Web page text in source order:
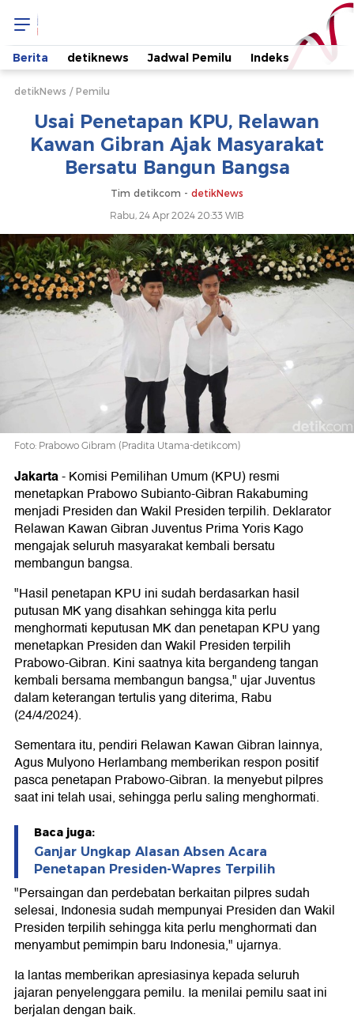
Usai
Penetapan
KPU,
Relawan
Kawan
Gibran
Ajak
Masyarakat
Bersatu
Bangun
Bangsa
Berita detiknews Jadwal Pemilu Indeks
detikNews Pemilu
Usai Penetapan KPU, Relawan
Kawan Gibran Ajak Masyarakat
Bersatu Bangun Bangsa
Tim detikcom - detikNews
Rabu, 24 Apr 2024 20:33 WIB
Foto: Prabowo Gibram (Pradita Utama-detikcom)
Jakarta-Komisi Pemilihan Umum (KPU) resmi
menetapkan Prabowo Subianto-Gibran Rakabuming
menjadi Presiden dan Wakil Presiden terpilih. Deklarator
Relawan Kawan Gibran Juventus Prima Yoris Kago
mengajak seluruh masyarakat kembali bersatu
membangun bangsa.
"Hasil penetapan KPU ini sudah berdasarkan hasil
putusan MK yang disahkan sehingga kita perlu
menghormati keputusan MK dan penetapan KPU yang
menetapkan Presiden dan Wakil Presiden terpilih
Prabowo-Gibran. Kini saatnya kita bergandeng tangan
kembali bersama membangun bangsa," ujar Juventus
dalam keterangan tertulis yang diterima, Rabu
(24/4/2024).
Sementara itu, pendiri Relawan Kawan Gibran lainnya,
Agus Mulyono Herlambang memberikan respon positif
pasca penetapan Prabowo-Gibran. Ia menyebut pilpres
saat ini telah usai, sehingga perlu saling menghormati.
Baca juga:
Ganjar Ungkap Alasan Absen Acara
Penetapan Presiden-Wapres Terpilih
"Persaingan dan perdebatan berkaitan pilpres sudah
selesai, Indonesia sudah mempunyai Presiden dan Wakil
Presiden terpilih sehingga kita perlu menghormati dan
menyambut pemimpin baru Indonesia," ujarnya.
Ia lantas memberikan apresiasinya kepada seluruh
jajaran penyelenggara pemilu. Ia menilai pemilu saat ini
berjalan dengan baik.